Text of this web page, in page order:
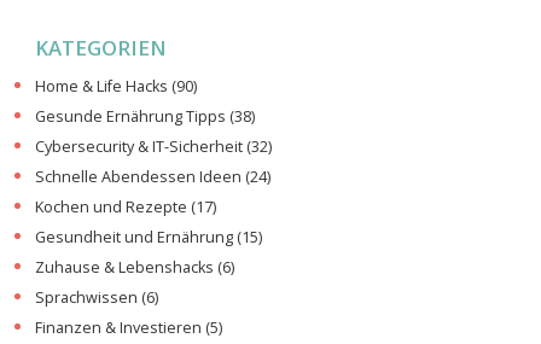
KATEGORIEN
Home & Life Hacks (90)
Gesunde Ernährung Tipps (38)
Cybersecurity & IT-Sicherheit (32)
Schnelle Abendessen Ideen (24)
Kochen und Rezepte (17)
Gesundheit und Ernährung (15)
Zuhause & Lebenshacks (6)
Sprachwissen (6)
Finanzen & Investieren (5)